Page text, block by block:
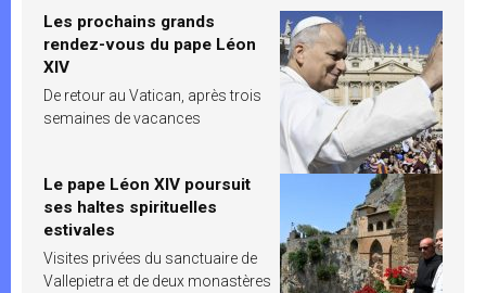
Les prochains grands
rendez-vous du pape Léon
XIV
De retour au Vatican, après trois
semaines de vacances
Le pape Léon XIV poursuit
ses haltes spirituelles
estivales
Visites privées du sanctuaire de
Vallepietra et de deux monastères